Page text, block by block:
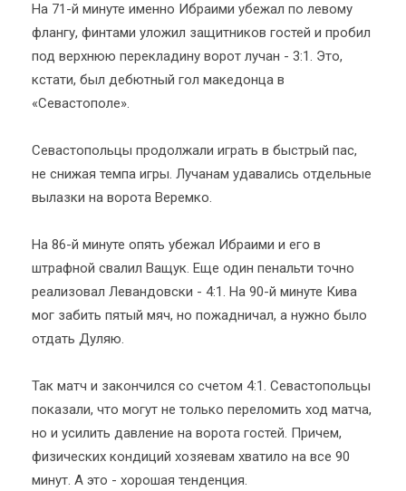
На 71-й минуте именно Ибраими убежал по левому
флангу, финтами уложил защитников гостей и пробил
под верхнюю перекладину ворот лучан - 3:1. Это,
кстати, был дебютный гол македонца в
«Севастополе».
Севастопольцы продолжали играть в быстрый пас,
не снижая темпа игры. Лучанам удавались отдельные
вылазки на ворота Веремко.
На 86-й минуте опять убежал Ибраими и его в
штрафной свалил Ващук. Еще один пенальти точно
реализовал Левандовски - 4:1. На 90-й минуте Кива
мог забить пятый мяч, но пожадничал, а нужно было
отдать Дуляю.
Так матч и закончился со счетом 4:1. Севастопольцы
показали, что могут не только переломить ход матча,
но и усилить давление на ворота гостей. Причем,
физических кондиций хозяевам хватило на все 90
минут. А это - хорошая тенденция.